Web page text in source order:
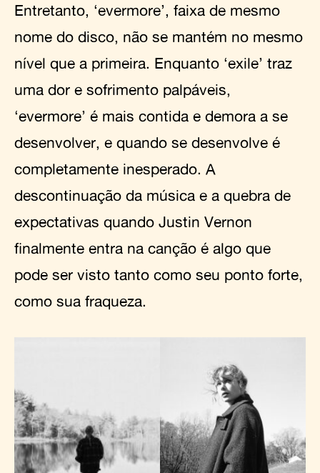
Entretanto, ‘evermore’, faixa de mesmo
nome do disco, não se mantém no mesmo
nível que a primeira. Enquanto ‘exile’ traz
uma dor e sofrimento palpáveis,
‘evermore’ é mais contida e demora a se
desenvolver, e quando se desenvolve é
completamente inesperado. A
descontinuação da música e a quebra de
expectativas quando Justin Vernon
finalmente entra na canção é algo que
pode ser visto tanto como seu ponto forte,
como sua fraqueza.